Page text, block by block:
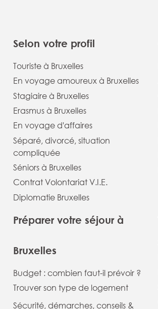
Selon votre profil
Touriste à Bruxelles
En voyage amoureux à Bruxelles
Stagiaire à Bruxelles
Erasmus à Bruxelles
En voyage d'affaires
Séparé, divorcé, situation
compliquée
Séniors à Bruxelles
Contrat Volontariat V.I.E.
Diplomatie Bruxelles
Préparer votre séjour à
Bruxelles
Budget : combien faut-il prévoir ?
Trouver son type de logement
Sécurité, démarches, conseils &